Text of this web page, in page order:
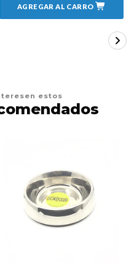
AGREGAR AL CARRO
estos